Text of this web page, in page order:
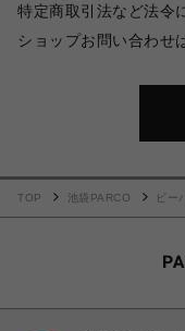
特定商取引法など法令
ショップお問い合わせ
TOP 池袋PARCO ビー